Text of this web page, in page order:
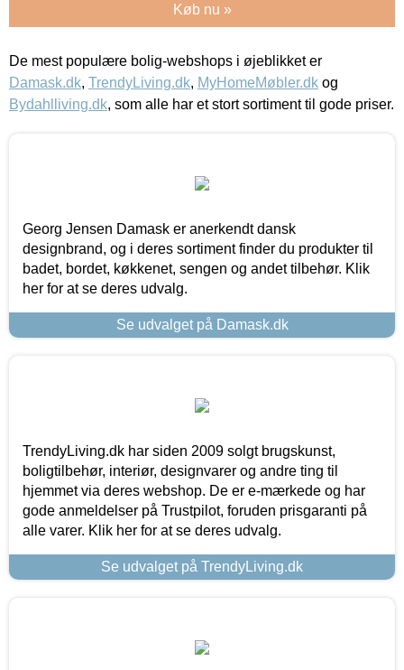
Køb nu »
De mest populære bolig-webshops i øjeblikket er
Damask.dk, TrendyLiving.dk, MyHomeMøbler.dk og
Bydahlliving.dk, som alle har et stort sortiment til gode priser.
Georg Jensen Damask er anerkendt dansk
designbrand, og i deres sortiment finder du produkter til
badet, bordet, køkkenet, sengen og andet tilbehør. Klik
her for at se deres udvalg.
Se udvalget på Damask.dk
TrendyLiving.dk har siden 2009 solgt brugskunst,
boligtilbehør, interiør, designvarer og andre ting til
hjemmet via deres webshop. De er e-mærkede og har
gode anmeldelser på Trustpilot, foruden prisgaranti på
alle varer. Klik her for at se deres udvalg.
Se udvalget på TrendyLiving.dk